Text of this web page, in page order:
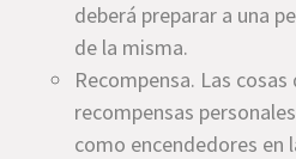
deberá preparar a una
de la misma.
Recompensa. Las
recompensas
como encendedores en